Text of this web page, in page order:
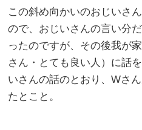
この斜め向かいのおじいさ
ので、おじいさんの言い分
ったのですが、その後我が
さん・とても良い人）に話
いさんの話のとおり、Wさ
たとこと。